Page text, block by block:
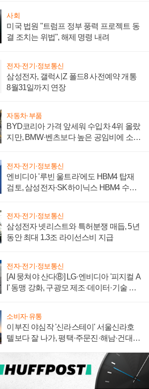
사회
미국 법원 "트럼프 정부 풍력 프로젝트 동
결 조치는 위법", 해제 명령 내려
전자·전기·정보통신
삼성전자, 갤럭시Z 폴드8 사전예약 개통
8월31일까지 연장
자동차·부품
BYD코리아 가격 앞세워 수입차 4위 올랐
지만, BMW·벤츠보다 높은 공임비에 소비
전자·전기·정보통신
엔비디아 '루빈 울트라'에도 HBM4 탑재
검토, 삼성전자·SK하이닉스 HBM4 수율
전자·전기·정보통신
삼성전자 넷리스트와 특허분쟁 매듭, 5년
동안 최대 1.3조 라이선스비 지급
전자·전기·정보통신
[AI 뭉쳐야 산다⑧] LG·엔비디아 '피지컬 A
I' 동맹 강화, 구광모 제조·데이터·기술 결
소비자·유통
이부진 야심작 '신라스테이' 서울신라호
텔보다 잘 나가, 평택·주문진·해남·건대로